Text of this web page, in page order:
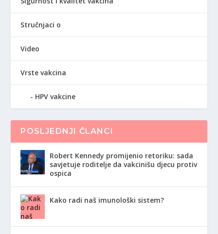
Stručnjaci o
Video
Vrste vakcina
HPV vakcine
POSLJEDNJI ČLANCI
Robert Kennedy promijenio retoriku: sada
savjetuje roditelje da vakcinišu djecu protiv
ospica
Kako radi naš imunološki sistem?